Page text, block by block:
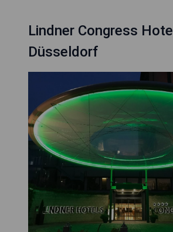
Lindner Congress Hotel
Düsseldorf